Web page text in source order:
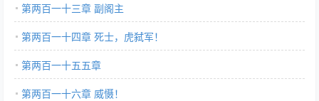
第两百一十三章 副阁主
第两百一十四章 死士，虎弑军！
第两百一十五五章
第两百一十六章 威慑！